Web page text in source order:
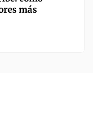
más